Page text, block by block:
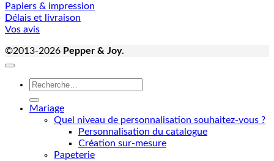
Papiers & impression
Délais et livraison
Vos avis
©2013-2026 Pepper & Joy.
Recherche
Mariage
Quel niveau de personnalisation souhaitez-vous ?
Personnalisation du catalogue
Création sur-mesure
Papeterie